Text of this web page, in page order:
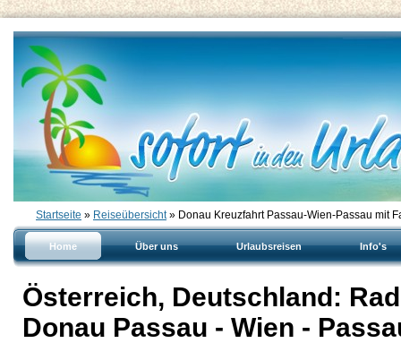
Startseite » Reiseübersicht» Donau Kreuzfahrt Passau-Wien-Passau mit
Home Über uns Urlaubsreisen Info's
Österreich, Deutschland:
Donau Passau - Wien -